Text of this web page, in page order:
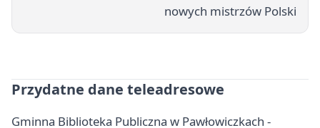
nowych mistrzów Polski
Przydatne dane teleadresowe
Gminna Biblioteka Publiczna w Pawłowiczkach -